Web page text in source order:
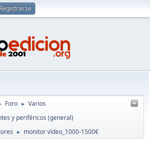
Foro ► Varios
y periféricos (general)
► monitor vídeo_1000-1500€